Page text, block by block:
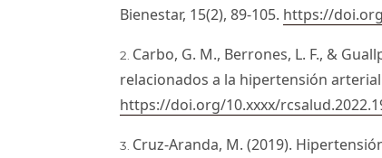
Bienestar, 15(2), 89-105. https://
Carbo, G. M., Berrones, L. F., &
relacionados a la hipertensión
https://doi.org/10.xxxx/
Cruz-Aranda, M. (2019).